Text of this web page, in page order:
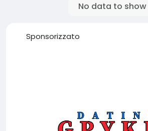
No data to show
Sponsorizzato